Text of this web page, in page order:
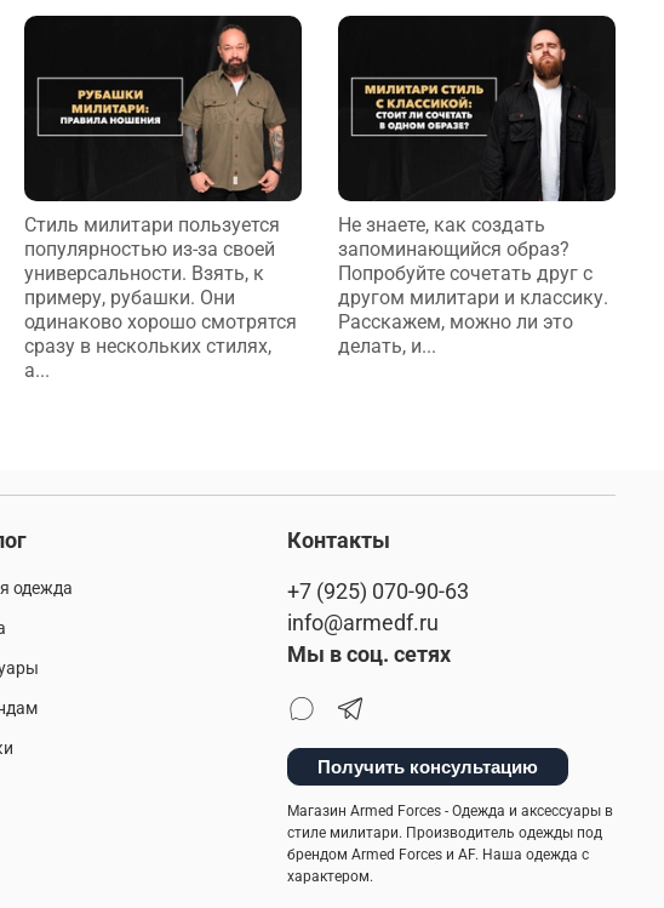
Стиль милитари пользуется
популярностью из-за своей
универсальности. Взять, к
примеру, рубашки. Они
одинаково хорошо смотрятся
сразу в нескольких стилях,
а...
Не знаете, как создать
запоминающийся образ?
Попробуйте сочетать друг с
другом милитари и классику.
Расскажем, можно ли это
делать, и...
одежда
Контакты
+7 (925) 070-90-63
info@armedf.ru
Мы в соц. сетях
Получить консультацию
Магазин Armed Forces - Одежда и аксессуары в
стиле милитари. Производитель одежды под
брендом Armed Forces и AF. Наша одежда с
характером.